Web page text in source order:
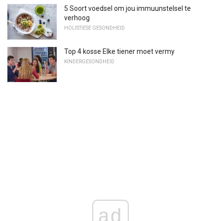
5 Soort voedsel om jou immuunstelsel te
verhoog
HOLISTIESE GESONDHEID
Top 4 kosse Elke tiener moet vermy
KINDERGESONDHEID
ad